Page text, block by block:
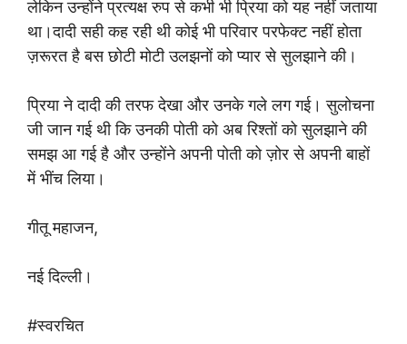
लेकिन उन्होंने प्रत्यक्ष रुप से कभी भी प्रिया को यह नहीं जताया
था।दादी सही कह रही थी कोई भी परिवार परफेक्ट नहीं होता
ज़रूरत है बस छोटी मोटी उलझनों को प्यार से सुलझाने की।
प्रिया ने दादी की तरफ देखा और उनके गले लग गई। सुलोचना
जी जान गई थी कि उनकी पोती को अब रिश्तों को सुलझाने की
समझ आ गई है और उन्होंने अपनी पोती को ज़ोर से अपनी बाहों
में भींच लिया।
गीतू महाजन,
नई दिल्ली।
#स्वरचित